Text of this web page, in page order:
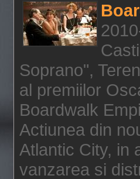
Soprano",
al premiilor
Boardwalk
Actiunea din
Atlantic City, in
vanzarea si